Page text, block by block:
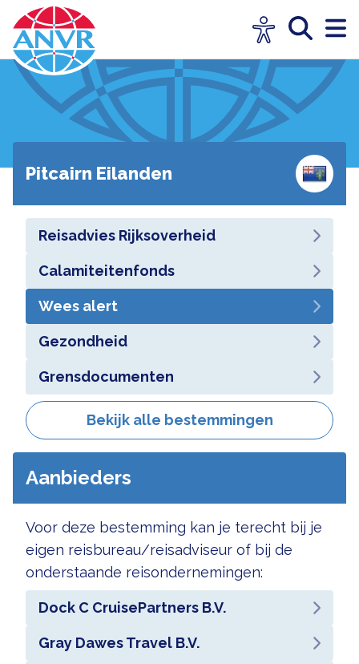
Pitcairn Eilanden
Reisadvies Rijksoverheid
Calamiteitenfonds
Wees alert
Gezondheid
Grensdocumenten
Bekijk alle bestemmingen
Aanbieders
Voor deze bestemming kan je terecht bij je
eigen reisbureau/reisadviseur of bij de
onderstaande reisondernemingen:
Dock C CruisePartners B.V.
Gray Dawes Travel B.V.